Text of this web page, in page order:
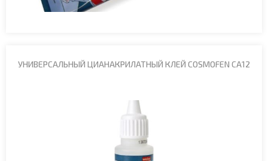
УНИВЕРСАЛЬНЫЙ ЦИАНАКРИЛАТНЫЙ КЛЕЙ COSMOFEN CA12